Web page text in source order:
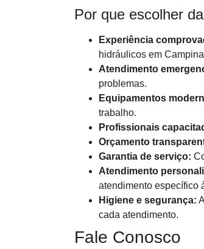
Por que escolher
Experiência
hidráulicos em
Atendimento
problemas.
Equipamentos
trabalho.
Profissionais
Orçamento
Garantia de serviço:
Atendimento
atendimento específico
Higiene e segurança:
cada atendimento.
Fale Conosco